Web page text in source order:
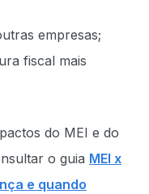
empresas;
fiscal mais
do MEI e do
o guia MEI x
e quando